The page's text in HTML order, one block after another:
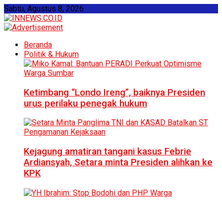
Sabtu, Agustus 8, 2026
Beranda
Politik & Hukum
Ketimbang “Londo Ireng”, baiknya Presiden
urus perilaku penegak hukum
Kejagung amatiran tangani kasus Febrie
Ardiansyah, Setara minta Presiden alihkan ke
KPK